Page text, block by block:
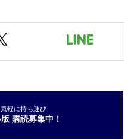
軽に持ち運び
購読募集中！